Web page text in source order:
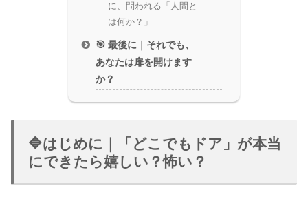
に、問われる「人間と
は何か？」
🎯 最後に｜それでも、
あなたは扉を開けます
か？
🔷はじめに｜「どこでもドア」が本当
にできたら嬉しい？怖い？